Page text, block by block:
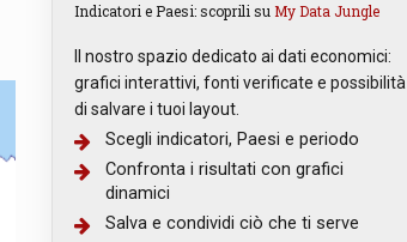
Indicatori e Paesi: scoprili su My Data Jungle
Il nostro spazio dedicato ai dati economici:
grafici interattivi, fonti verificate e possibilità
di salvare i tuoi layout.
Scegli indicatori, Paesi e periodo
Confronta i risultati con grafici
dinamici
Salva e condividi ciò che ti serve